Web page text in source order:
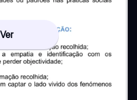
Ver